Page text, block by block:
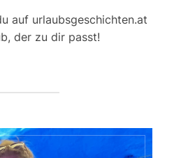
auf urlaubsgeschichten.at
der zu dir passt!